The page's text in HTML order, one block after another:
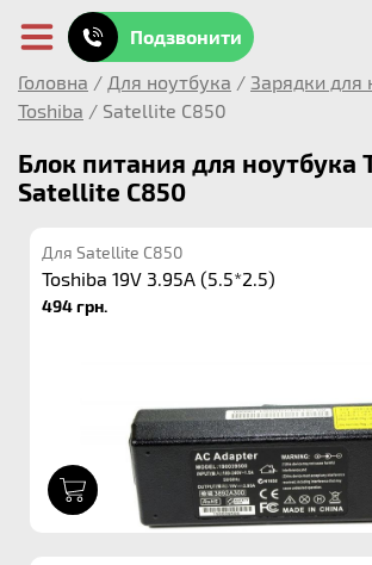
Подзвонити
Головна / Для ноутбука / Зарядки для
Toshiba / Satellite C850
Блок питания для ноутбука
Satellite C850
Для Satellite C850
Toshiba 19V 3.95A (5.5*2.5)
494 грн.